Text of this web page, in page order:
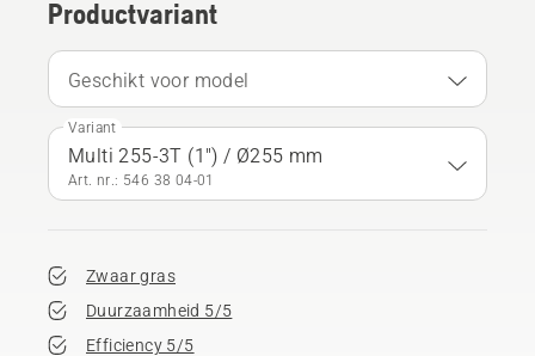
Productvariant
Geschikt voor model
Variant
Multi 255-3T (1") / Ø255 mm
Art. nr.: 546 38 04‑01
Zwaar gras
Duurzaamheid 5/5
Efficiency 5/5